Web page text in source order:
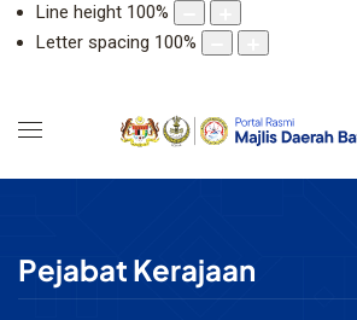
Line height 100%
Letter spacing 100%
Pejabat Kerajaan